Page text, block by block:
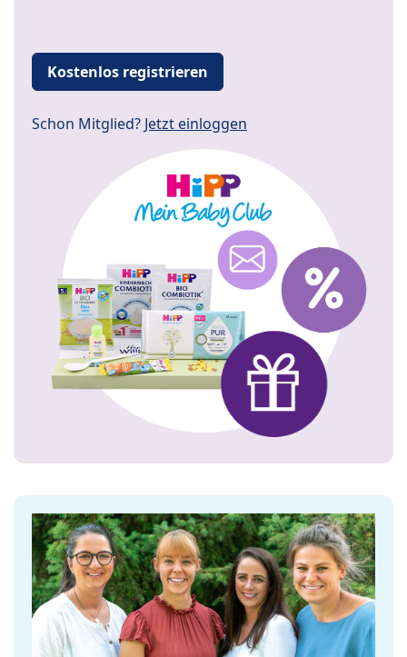
Kostenlos registrieren
Schon Mitglied? Jetzt einloggen